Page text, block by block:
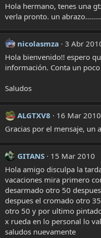
Hola hermano, tenes una
verla pronto. un
nicolasmza
3 Abr
Hola bienvenido!! espero
información. Conta un
Saludos
ALGTXV8
16 Mar 2010
Gracias por el mensaje, un
GITANS
15 Mar 2010
Hola amigo disculpa la
vacaciones mira primero
desarmado otro 50
despues el cromado otro
otro 50 y por ultimo
x rueda en lo personal lo
saludos nuevamente